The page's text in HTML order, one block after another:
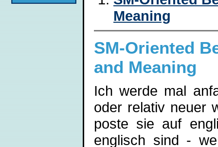
Meaning
SM-Oriented
and Meaning
Ich werde mal
oder relativ neuer
poste sie auf
englisch sind -